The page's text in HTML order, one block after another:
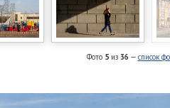
Фото 5из 36 — список